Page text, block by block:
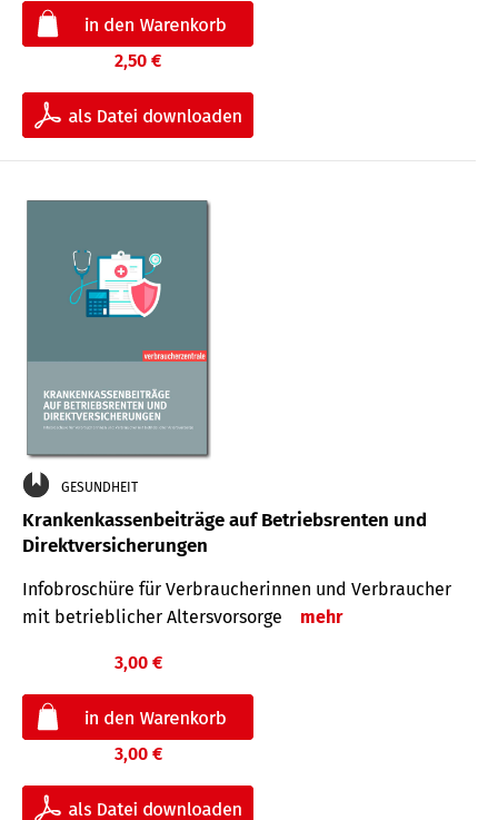
2,50 €
GESUNDHEIT
Krankenkassenbeiträge auf Betriebsrenten und
Direktversicherungen
Infobroschüre für Verbraucherinnen und Verbraucher
mit betrieblicher Altersvorsorge
mehr
3,00 €
3,00 €